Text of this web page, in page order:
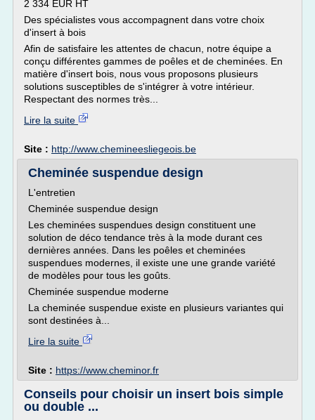
2 334 EUR HT
Des spécialistes vous accompagnent dans votre choix
d'insert à bois
Afin de satisfaire les attentes de chacun, notre équipe a
conçu différentes gammes de poêles et de cheminées. En
matière d'insert bois, nous vous proposons plusieurs
solutions susceptibles de s'intégrer à votre intérieur.
Respectant des normes très...
Lire la suite
Site : http://www.chemineesliegeois.be
Cheminée suspendue design
L'entretien
Cheminée suspendue design
Les cheminées suspendues design constituent une
solution de déco tendance très à la mode durant ces
dernières années. Dans les poêles et cheminées
suspendues modernes, il existe une une grande variété
de modèles pour tous les goûts.
Cheminée suspendue moderne
La cheminée suspendue existe en plusieurs variantes qui
sont destinées à...
Lire la suite
Site : https://www.cheminor.fr
Conseils pour choisir un insert bois simple
ou double ...